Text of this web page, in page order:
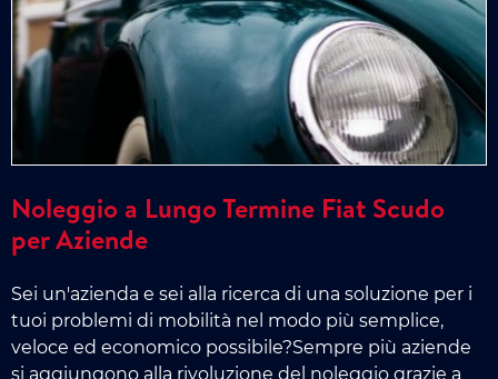
Noleggio a Lungo Termine Fiat Scudo
per Aziende
Sei un'azienda e sei alla ricerca di una soluzione per i
tuoi problemi di mobilità nel modo più semplice,
veloce ed economico possibile?Sempre più aziende
si aggiungono alla rivoluzione del noleggio grazie a